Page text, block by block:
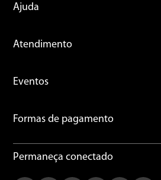
Ajuda
Atendimento
Eventos
Formas de pagamento
Permaneça conectado